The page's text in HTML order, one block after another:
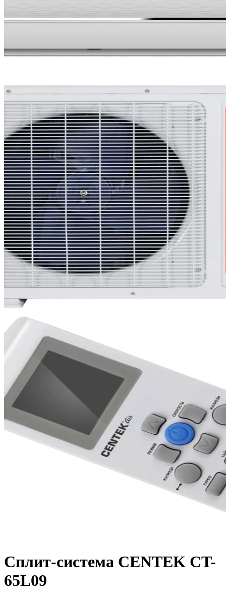
Сплит-система CENTEK CT-
65L09